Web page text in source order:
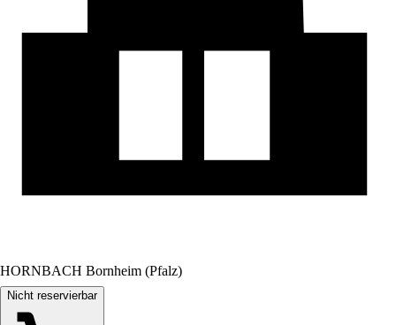
HORNBACH Bornheim (Pfalz)
Nicht reservierbar